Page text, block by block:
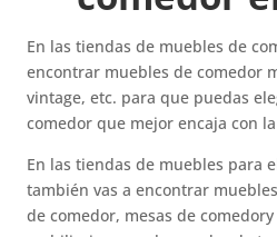
En las tiendas de muebles de
encontrar muebles de comedor
vintage, etc. para que puedas
comedor que mejor encaja con
En las tiendas de muebles para
también vas a encontrar
de comedor, mesas de